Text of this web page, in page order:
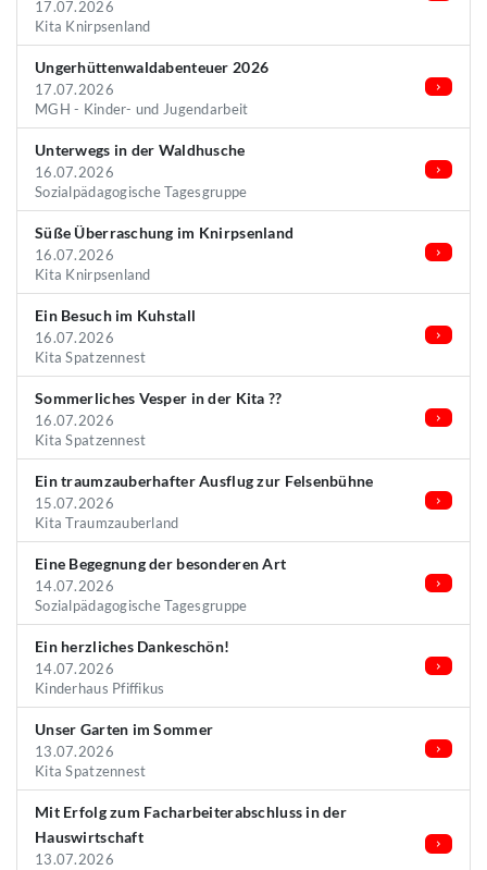
17.07.2026
Kita Knirpsenland
Ungerhüttenwaldabenteuer 2026
17.07.2026
MGH - Kinder- und Jugendarbeit
Unterwegs in der Waldhusche
16.07.2026
Sozialpädagogische Tagesgruppe
Süße Überraschung im Knirpsenland
16.07.2026
Kita Knirpsenland
Ein Besuch im Kuhstall
16.07.2026
Kita Spatzennest
Sommerliches Vesper in der Kita ??
16.07.2026
Kita Spatzennest
Ein traumzauberhafter Ausflug zur Felsenbühne
15.07.2026
Kita Traumzauberland
Eine Begegnung der besonderen Art
14.07.2026
Sozialpädagogische Tagesgruppe
Ein herzliches Dankeschön!
14.07.2026
Kinderhaus Pfiffikus
Unser Garten im Sommer
13.07.2026
Kita Spatzennest
Mit Erfolg zum Facharbeiterabschluss in der
Hauswirtschaft
13.07.2026